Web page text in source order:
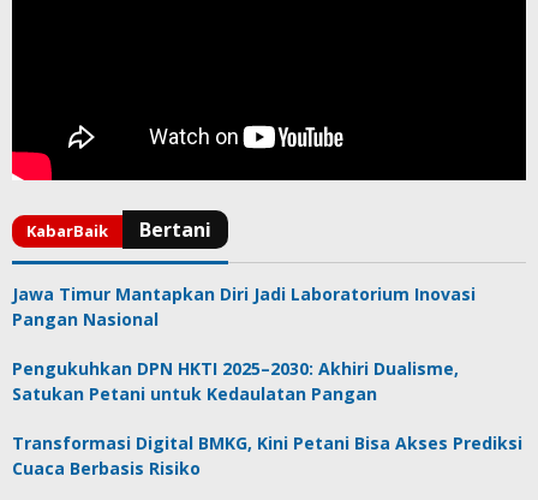
Jawa Timur Mantapkan Diri Jadi Laboratorium Inovasi
Pangan Nasional
Pengukuhkan DPN HKTI 2025–2030: Akhiri Dualisme,
Satukan Petani untuk Kedaulatan Pangan
Transformasi Digital BMKG, Kini Petani Bisa Akses Prediksi
Cuaca Berbasis Risiko